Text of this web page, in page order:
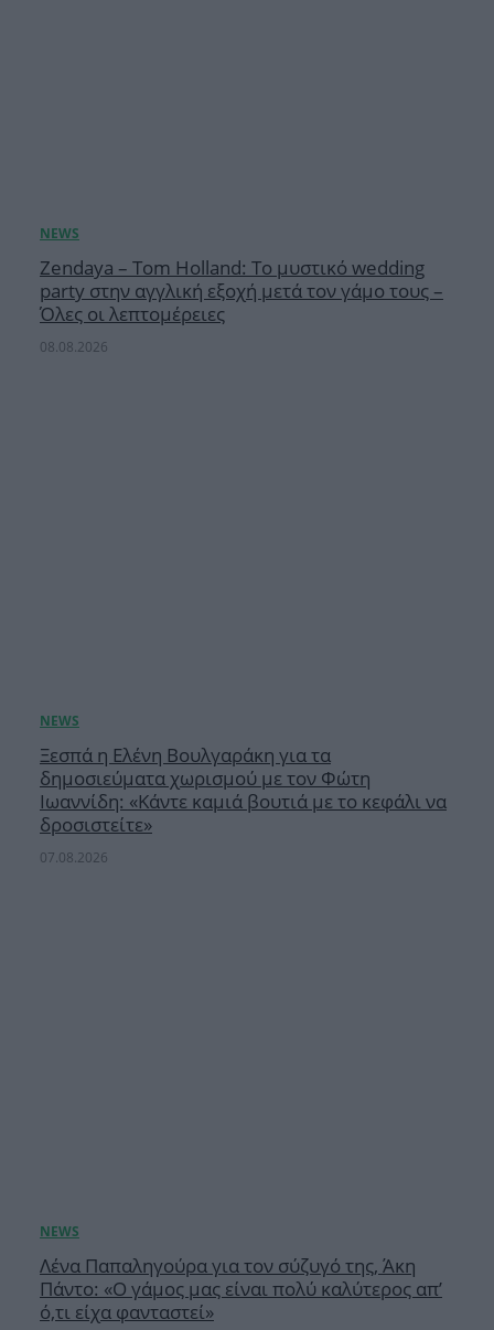
Zendaya – Tom Holland: Το μυστικό wedding
party στην αγγλική εξοχή μετά τον γάμο τους –
Όλες οι λεπτομέρειες
08.08.2026
Ξεσπά η Ελένη Βουλγαράκη για τα
δημοσιεύματα χωρισμού με τον Φώτη
Ιωαννίδη: «Κάντε καμιά βουτιά με το κεφάλι να
δροσιστείτε»
07.08.2026
Λένα Παπαληγούρα για τον σύζυγό της, Άκη
Πάντο: «Ο γάμος μας είναι πολύ καλύτερος απ’
ό,τι είχα φανταστεί»